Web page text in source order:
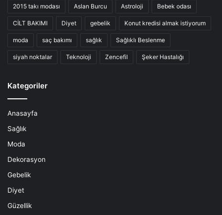
2015 takı modası Aslan Burcu Astroloji Bebek odası
CİLT BAKIMI Diyet gebelik Konut kredisi almak istiyorum
moda saç bakımı sağlık Sağlıklı Beslenme
siyah noktalar Teknoloji Zencefil Şeker Hastalığı
Kategoriler
Anasayfa
Sağlık
Moda
Dekorasyon
Gebelik
Diyet
Güzellik